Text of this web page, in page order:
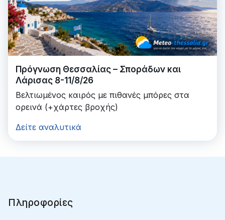
Πρόγνωση Θεσσαλίας – Σποράδων και
Λάρισας 8-11/8/26
Βελτιωμένος καιρός με πιθανές μπόρες στα
ορεινά (+χάρτες βροχής)
Δείτε αναλυτικά
Πληροφορίες